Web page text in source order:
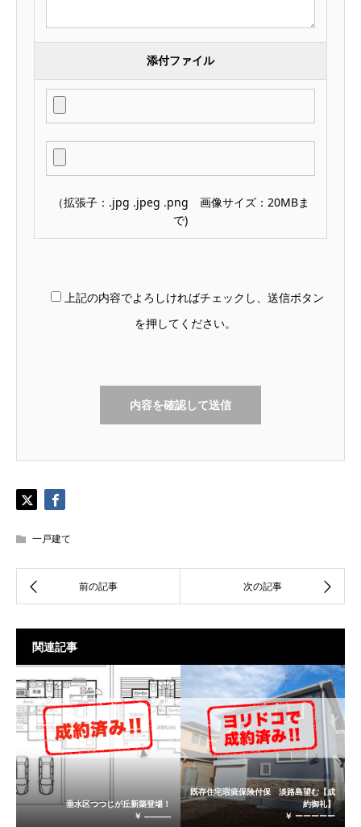
添付ファイル
（拡張子：.jpg .jpeg .png 画像サイズ：20MBま
で)
上記の内容でよろしければチェックし、送信ボタン
を押してください。
一戸建て
関連記事
垂水区つつじが丘新築登場！
￥ -----------
既存住宅瑕疵保険付保 淡路島望む【成
約御礼】
￥ ーーーーー